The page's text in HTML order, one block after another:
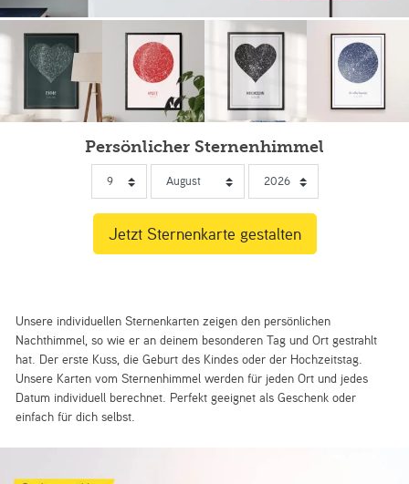
Persönlicher Sternenhimmel
Unsere individuellen Sternenkarten zeigen den persönlichen
Nachthimmel, so wie er an deinem besonderen Tag und Ort gestrahlt
hat. Der erste Kuss, die Geburt des Kindes oder der Hochzeitstag.
Unsere Karten vom Sternenhimmel werden für jeden Ort und jedes
Datum individuell berechnet. Perfekt geeignet als Geschenk oder
einfach für dich selbst.